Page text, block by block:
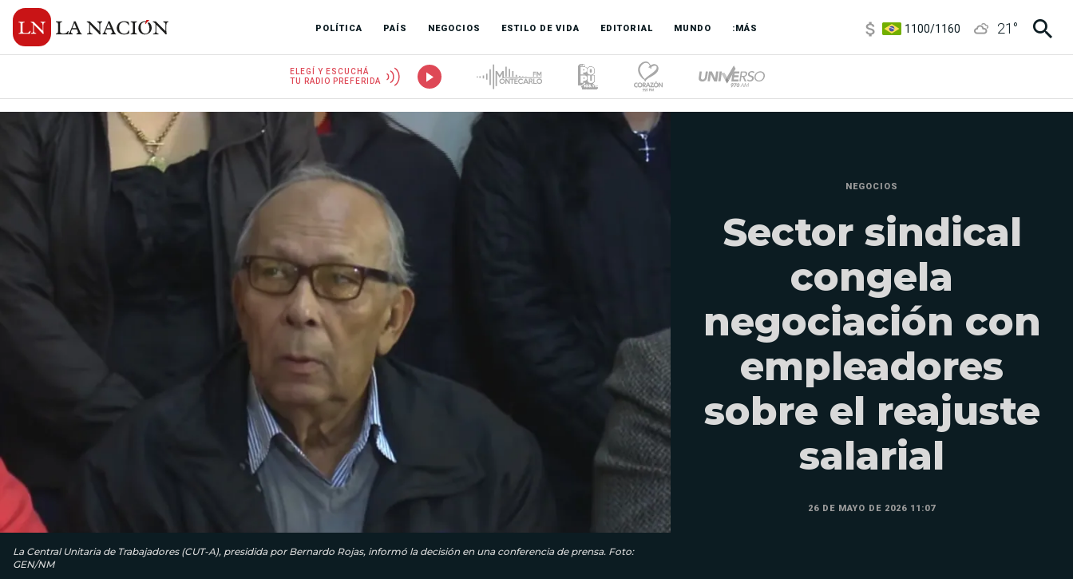
POLÍTICA PAÍS NEGOCIOS ESTILO DE VIDA EDITORIAL MUNDO :MÁS
3,8/4
21 °
ELEGÍ Y ESCUCHÁ
TU RADIO PREFERIDA
La Central Unitaria de Trabajadores (CUT-A), presidida por Bernardo Rojas, informó la decisión en una conferencia de prensa. Foto:
GEN/NM
NEGOCIOS
Sector sindical
congela
negociación con
empleadores
sobre el reajuste
salarial
26 DE MAYO DE 2026 11:07